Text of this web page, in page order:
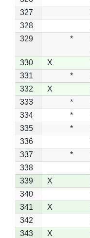
327
328
329
*
330
X
331
*
332
X
333
*
334
*
335
*
336
337
*
338
339
X
340
341
X
342
343
X